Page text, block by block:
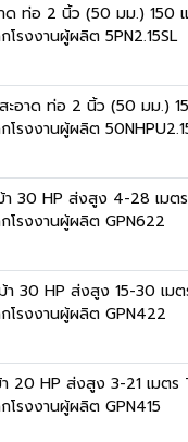
าด ท่อ 2 นิ้ว (50 มม.)
โรงงานผู้ผลิต 5PN2.15SL
สะอาด ท่อ 2 นิ้ว (50 มม
โรงงานผู้ผลิต
30 HP ส่งสูง 4-28 เมตร
โรงงานผู้ผลิต GPN622
HP ส่งสูง 15-30 เมต
โรงงานผู้ผลิต GPN422
HP ส่งสูง 3-21 เมตร
โรงงานผู้ผลิต GPN415